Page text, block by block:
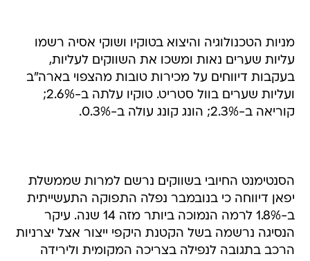
מניות הטכנולוגיה והיצוא בטוקיו ושוקי אסיה רשמו
עליות שערים נאות ומשכו את השווקים לעליות,
בעקבות דיווחים על מכירות טובות מהצפוי בארה"ב
ועליות שערים בוול סטריט. טוקיו עלתה ב-2.6%;
קוריאה ב-2.3%; הונג קונג עולה ב-0.3%.
הסנטימנט החיובי בשווקים נרשם למרות שממשלת
יפאן דיווחה כי בנובמבר נפלה התפוקה התעשייתית
ב-1.8% לרמה הנמוכה ביותר מזה 14 שנה. עיקר
הנסיגה נרשמה בשל הקטנת היקפי ייצור אצל יצרניות
הרכב בתגובה לנפילה בצריכה המקומית ולירידה